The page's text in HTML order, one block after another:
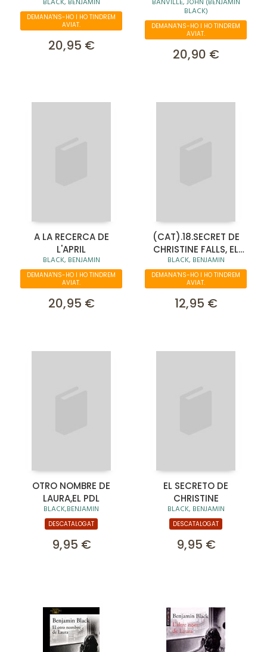
BLACK, BENJAMIN
DEMANA'NS-HO I HO TINDREM
AVIAT.
20,95 €
BANVILLE, JOHN (BENJAMIN
BLACK)
DEMANA'NS-HO I HO TINDREM
AVIAT.
20,90 €
A LA RECERCA DE
L'APRIL
BLACK, BENJAMIN
DEMANA'NS-HO I HO TINDREM
AVIAT.
20,95 €
(CAT).18.SECRET DE
CHRISTINE FALLS, EL
(PORTATIL)
BLACK, BENJAMIN
DEMANA'NS-HO I HO TINDREM
AVIAT.
12,95 €
OTRO NOMBRE DE
LAURA,EL PDL
BLACK,BENJAMIN
DESCATALOGAT
9,95 €
EL SECRETO DE
CHRISTINE
BLACK, BENJAMIN
DESCATALOGAT
9,95 €